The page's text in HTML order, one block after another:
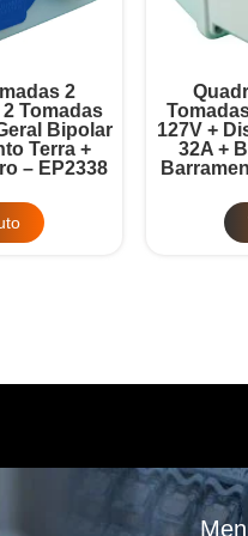
Quadro de Tomadas 3
Tomadas 220V + 3
127V + Disjuntor Geral
32A + Barramento Terra
Barramento Neutro –